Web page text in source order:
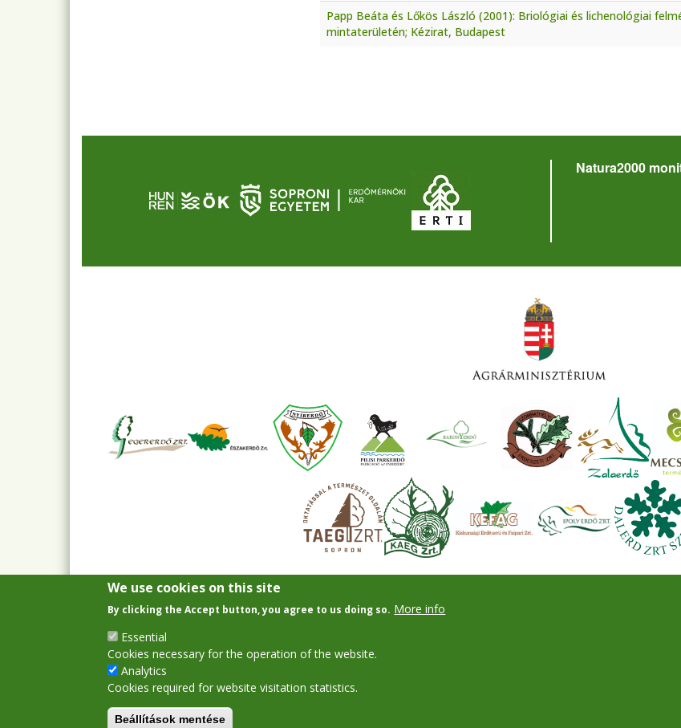
Papp Beáta és Lőkös László (2001): Briológiai és lichenológiai
mintaterületén; Kézirat, Budapest
Natura2000
We use cookies on this site
By clicking the Accept button, you agree to us doing so. More info
Essential
Cookies necessary for the operation of the website.
Analytics
Cookies required for website visitation statistics.
Beállítások mentése